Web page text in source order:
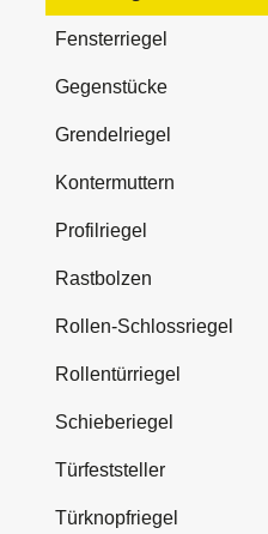
Fensterriegel
Gegenstücke
Grendelriegel
Kontermuttern
Profilriegel
Rastbolzen
Rollen-Schlossriegel
Rollentürriegel
Schieberiegel
Türfeststeller
Türknopfriegel